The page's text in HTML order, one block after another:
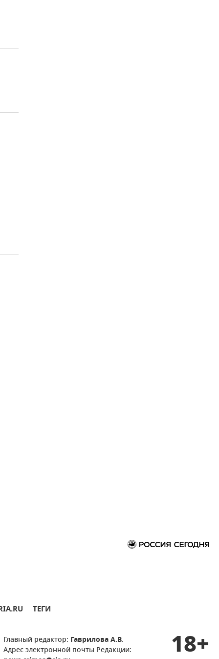
ТЕГИ
Главный редактор: Гаврилова А.В.
Адрес электронной почты Редакции:
18+